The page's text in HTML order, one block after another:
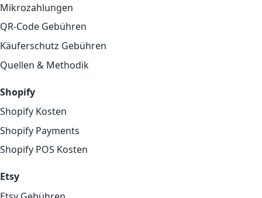
Mikrozahlungen
QR-Code Gebühren
Käuferschutz Gebühren
Quellen & Methodik
Shopify
Shopify Kosten
Shopify Payments
Shopify POS Kosten
Etsy